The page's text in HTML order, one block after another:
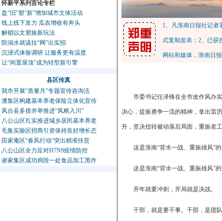
怀新平系列言论专栏
盘“旧”塑“新”增加城市文体活动
线上线下发力 瓜农增收有奔头
解锁以文塑旅新玩法
防溺水就该拉“网”出实招
沉浸式体验调研 让服务更有温度
让“闲置屋顶”成为转型新引擎
县区传真
我市开展“质量月”专题宣传咨询活
潘集区构建基本养老保险立体化宣传
凤台县多措并举推进“凤粮入川”
八公山区扎实推进城乡居民基本养老
毛集实验区招商引资保持良好增长态
田家庵区“春风行动”突出精准扶贫
八公山区全力应对H7N9疫情防控
谢家集区成功捣毁一处食品加工黑作
1、凡淮南日报社记
式复制发表；2、已获
网站和媒体，淮南日
市委书记任泽锋在全市改作风办
决心，提振勇争一流的精神，拿出雷
升，坚决扭转被动落后局面，重振老
这是淮南“背水一战、重振雄风”
这是淮南“背水一战、重振雄风”
开年就要冲刺，开局就是决战。
干部，就是要干事。干部，是团